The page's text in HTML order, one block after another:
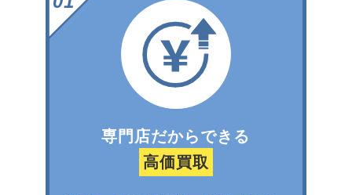
専門店だからできる
高価買取